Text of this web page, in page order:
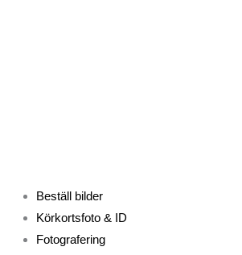
Beställ bilder
Körkortsfoto & ID
Fotografering